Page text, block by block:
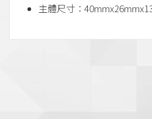
主體尺寸：40mmx26mmx13mm